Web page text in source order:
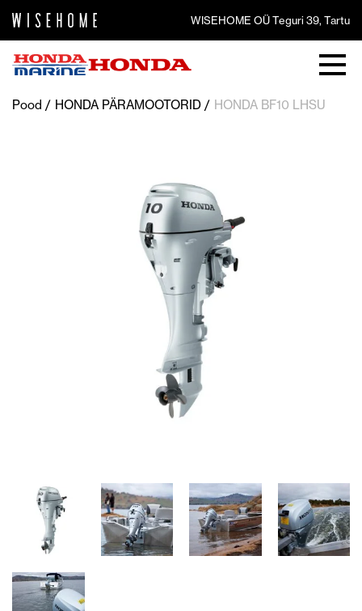
WISEHOME OÜ Teguri 39, Tartu
Pood HONDA PÄRAMOOTORID HONDA BF10 LHSU